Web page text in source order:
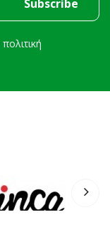
πολιτική